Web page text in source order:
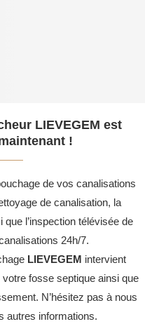
LIEVEGEM est
!
de vos canalisations
de canalisation, la
l’inspection télévisée de
24h/7.
LIEVEGEM intervient
fosse septique ainsi que
N’hésitez pas à nous
autres informations.